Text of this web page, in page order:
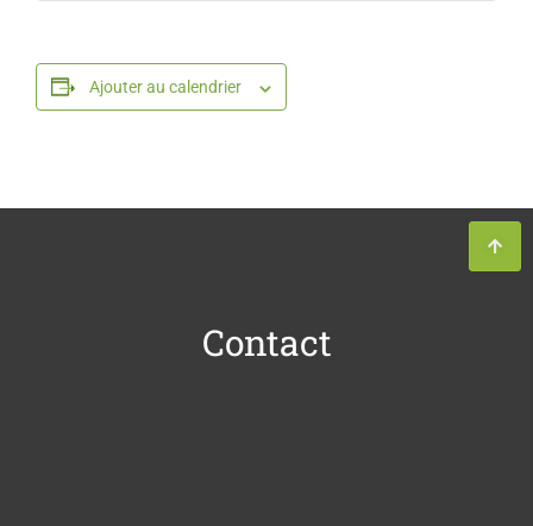
Ajouter au calendrier
Contact